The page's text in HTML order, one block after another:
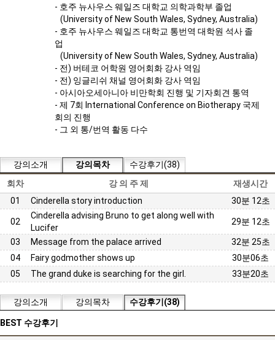
- 호주 뉴사우스 웨일즈 대학교 의학과학부 졸업
(University of New South Wales, Sydney, Australia)
- 호주 뉴사우스 웨일즈 대학교 통번역 대학원 석사 졸
업
(University of New South Wales, Sydney, Australia)
- 전) 버테코 어학원 영어회화 강사 역임
- 전) 잉글리쉬 채널 영어회화 강사 역임
- 아시아오세아니아 비만학회 진행 및 기자회견 통역
- 제 7회 International Conference on Biotherapy 국제
회의 진행
- 그 외 통/번역 활동 다수
강의소개 강의목차
수강후기(38)
회차
강 의 주 제
재생시간
01
Cinderella story introduction 30분 12초
02
Cinderella advising Bruno to get along well with
Lucifer
29분 12초
03 Message from the palace arrived
32분 25초
04
Fairy godmother shows up
30분06초
05
The grand duke is searching for the girl. 33분20초
강의소개 강의목차 수강후기(38)